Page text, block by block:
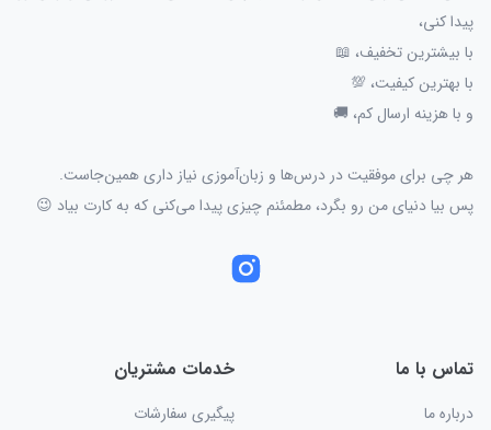
پیدا کنی،
با بیشترین تخفیف، 📖
با بهترین کیفیت، 💯
و با هزینه ارسال کم، 🚚
هر چی برای موفقیت در درس‌ها و زبان‌آموزی نیاز داری همین‌جاست.
پس بیا دنیای من رو بگرد، مطمئنم چیزی پیدا می‌کنی که به کارت بیاد 😉
تماس با ما
درباره ما
خدمات مشتریان
پیگیری سفارشات